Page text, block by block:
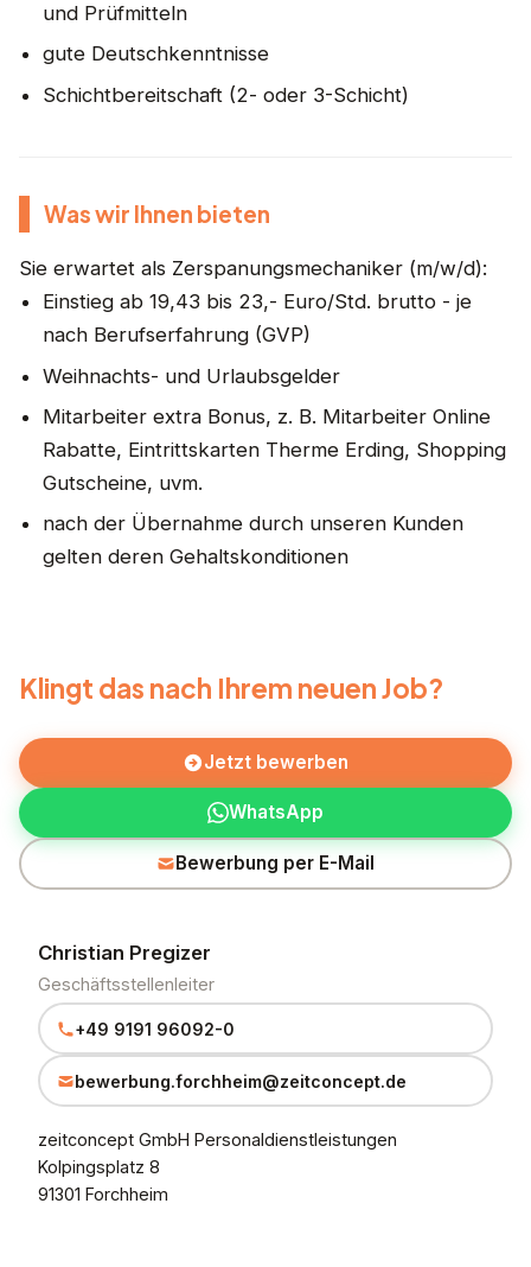
und Prüfmitteln
gute Deutschkenntnisse
Schichtbereitschaft (2- oder 3-Schicht)
Was wir Ihnen bieten
Sie erwartet als Zerspanungsmechaniker (m/w/d):
Einstieg ab 19,43 bis 23,- Euro/Std. brutto - je
nach Berufserfahrung (GVP)
Weihnachts- und Urlaubsgelder
Mitarbeiter extra Bonus, z. B. Mitarbeiter Online
Rabatte, Eintrittskarten Therme Erding, Shopping
Gutscheine, uvm.
nach der Übernahme durch unseren Kunden
gelten deren Gehaltskonditionen
Klingt das nach Ihrem neuen Job?
Jetzt bewerben
WhatsApp
Bewerbung per E-Mail
Christian Pregizer
Geschäftsstellenleiter
+49 9191 96092-0
bewerbung.forchheim@zeitconcept.de
zeitconcept GmbH Personaldienstleistungen
Kolpingsplatz 8
91301 Forchheim